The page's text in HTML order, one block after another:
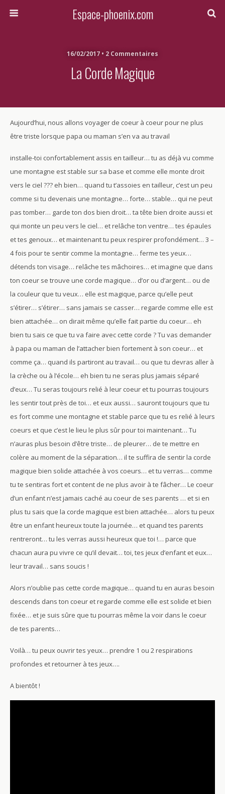
Espace-phoenix.com
16/02/2017 • 2 Commentaires
La Corde Magique
Aujourd’hui, nous allons voyager de coeur à coeur pour ne plus
être triste lorsque papa ou maman s’en va au travail
installe-toi confortablement assis en tailleur… tu as déjà vu comme
une montagne est stable sur sa base et comme elle monte droit
vers le ciel ??? eh bien… quand tu t’assoies en tailleur, c’est un peu
comme si tu devenais une montagne… forte… stable… qui ne peut
pas tomber… garde ton dos bien droit… ta tête bien droite aussi et
qui monte un peu vers le ciel… et relâche ton ventre… tes épaules
et tes genoux… et maintenant tu peux respirer profondément… 3 –
4 fois pour te sentir comme la montagne… ferme tes yeux…
détends ton visage… relâche tes mâchoires… et imagine que dans
ton coeur se trouve une corde magique… d’or ou d’argent… ou de
la couleur que tu veux… elle est magique, parce qu’elle peut
s’étirer… s’étirer… sans jamais se casser… regarde comme elle est
bien attachée… on dirait même qu’elle fait partie du coeur… eh
bien tu sais ce que tu va faire avec cette corde ? Tu vas demander
à papa ou maman de l’attacher bien fortement à son coeur… et
comme ça… quand ils partiront au travail… ou que tu devras aller à
la crèche ou à l’école… eh bien tu ne seras plus jamais séparé
d’eux… Tu seras toujours relié à leur coeur et tu pourras toujours
les sentir tout près de toi… et eux aussi… sauront toujours que tu
es fort comme une montagne et stable parce que tu es relié à leurs
coeurs et que c’est le lieu le plus sûr pour toi maintenant… Tu
n’auras plus besoin d’être triste… de pleurer… de te mettre en
colère au moment de la séparation… il te suffira de sentir la corde
magique bien solide attachée à vos coeurs… et tu verras… comme
tu te sentiras fort et content de ne plus avoir à te fâcher… Le coeur
d’un enfant n’est jamais caché au coeur de ses parents … et si en
plus tu sais que la corde magique est bien attachée… alors tu peux
être un enfant heureux toute la journée… et quand tes parents
rentreront… tu les verras aussi heureux que toi !… parce que
chacun aura pu vivre ce qu’il devait… toi, tes jeux d’enfant et eux…
leur travail… sans soucis !
Alors n’oublie pas cette corde magique… quand tu en auras besoin
descends dans ton coeur et regarde comme elle est solide et bien
fixée… et je suis sûre que tu pourras même la voir dans le coeur
de tes parents…
Voilà… tu peux ouvrir tes yeux… prendre 1 ou 2 respirations
profondes et retourner à tes jeux….
A bientôt !